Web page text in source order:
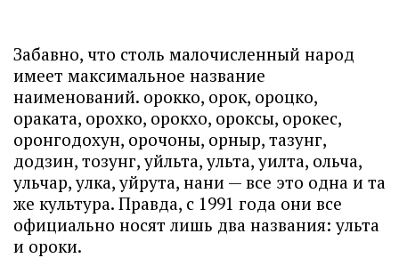
Забавно, что столь малочисленный народ
имеет максимальное название
наименований. орокко, орок, ороцко,
ораката, орохко, орокхо, ороксы, орокес,
оронгодохун, орочоны, орныр, тазунг,
додзин, тозунг, уйльта, ульта, уилта, ольча,
ульчар, улка, уйрута, нани — все это одна и та
же культура. Правда, с 1991 года они все
официально носят лишь два названия: ульта
и ороки.